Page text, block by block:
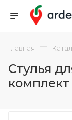
Главная —
Стулья